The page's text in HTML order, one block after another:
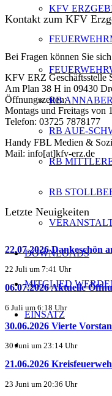
KFV
RB
RB AUE-
RB
RB
DOWNLOADS
MITGLIED
EINSATZ
Kontakt zum KFV
Bei Fragen können Sie
KFV ERZ Geschäftsstelle
Am Plan 38 H in 09430
Öffnungszeiten:
Montags und Freitags von
Telefon: 03725 7878177
Handy FBL Medien &
Mail: info[at]kfv-erz.de
Letzte Neuigkeiten
22.07.2026 Dankeschön
22 Juli um 7:41 Uhr
06.07.2026 Aktuelle
6 Juli um 6:18 Uhr
30.06.2026 Vierte
30 Juni um 23:14 Uhr
21.06.2026
23 Juni um 20:36 Uhr